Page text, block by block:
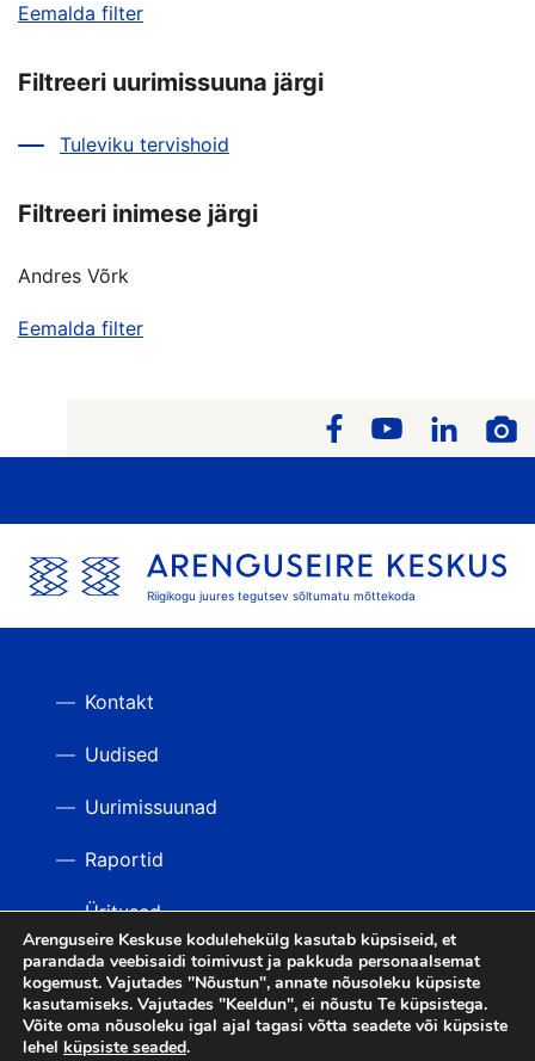
Eemalda filter
Filtreeri uurimissuuna järgi
Tuleviku tervishoid
Filtreeri inimese järgi
Andres Võrk
Eemalda filter
Riigikogu juures tegutsev sõltumatu mõttekoda
TAGASI ÜLES
Kontakt
Uudised
Uurimissuunad
Raportid
Üritused
Videod
Arenguseire Keskuse kodulehekülg kasutab küpsiseid, et
parandada veebisaidi toimivust ja pakkuda personaalsemat
kogemust. Vajutades "Nõustun", annate nõusoleku küpsiste
kasutamiseks. Vajutades "Keeldun", ei nõustu Te küpsistega.
Võite oma nõusoleku igal ajal tagasi võtta seadete või küpsiste
lehel küpsiste seaded.